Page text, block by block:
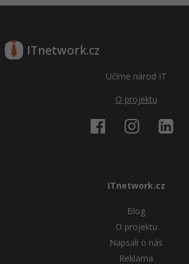
ITnetwork.cz
Učíme národ IT
O projektu
ITnetwork.cz
Blog
O projektu
Napsali o nás
Reklama